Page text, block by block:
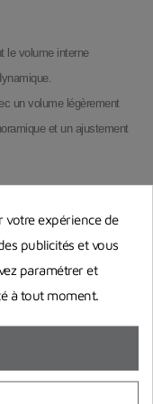
le volume interne
un volume légèrement
et un ajustement
votre expérience de
publicités et vous
paramétrer et
à tout moment.